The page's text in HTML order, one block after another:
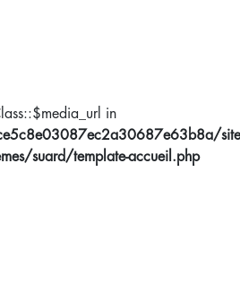
in
suard/template-accueil.php